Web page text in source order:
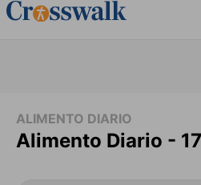
ALIMENTO DIARIO
Alimento Diario -